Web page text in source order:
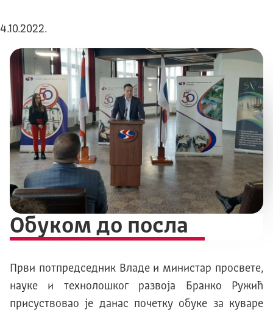
4.10.2022.
Обуком до посла
Први потпредседник Владе и министар просвете,
науке и технолошког развоја Бранко Ружић
присуствовао је данас почетку обуке за куваре